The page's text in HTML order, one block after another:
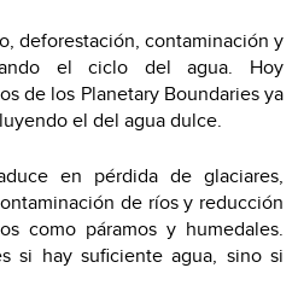
deforestación, contaminación y
el ciclo del agua. Hoy
de los Planetary Boundaries ya
el del agua dulce.
en pérdida de glaciares,
de ríos y reducción
como páramos y humedales.
si hay suficiente agua, sino si